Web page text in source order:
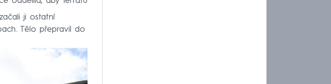
ji ostatní
Tělo přepravil do